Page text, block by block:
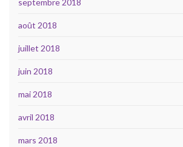
septembre 2018
août 2018
juillet 2018
juin 2018
mai 2018
avril 2018
mars 2018